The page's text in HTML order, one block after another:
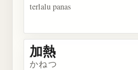
terlalu panas
加熱
かねつ